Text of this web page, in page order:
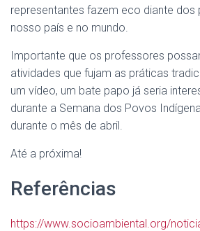
representantes fazem eco diante dos
nosso país e no mundo.
Importante que os professores
atividades que fujam as práticas
um vídeo, um bate papo já seria
durante a Semana dos Povos
durante o mês de abril.
Até a próxima!
Referências
https://www.socioambiental.org/